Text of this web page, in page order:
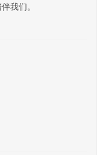
我们。